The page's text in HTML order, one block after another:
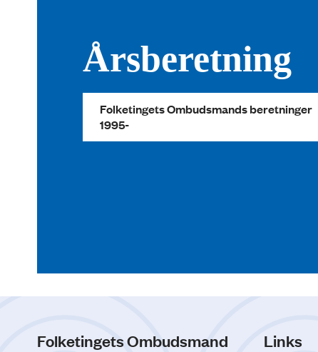
Årsberetning
Folketingets Ombudsmands beretninger
1995-
Folketingets Ombudsmand
Links